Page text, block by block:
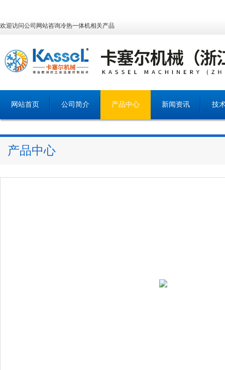
欢迎访问公司网站咨询冷热一体机相关产品
网站首页 公司简介 产品中心 新闻资讯 技
产品中心